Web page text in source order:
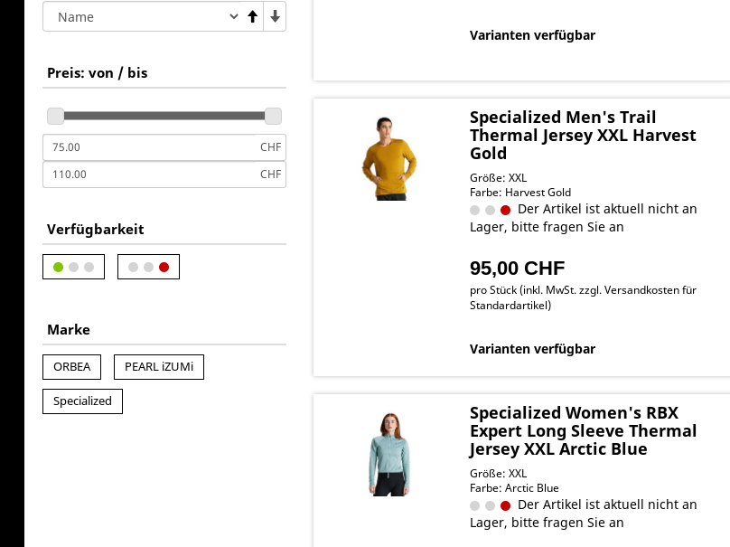
Preis: von / bis
CHF
CHF
Verfügbarkeit
Marke
ORBEA PEARL iZUMi
Specialized
Varianten verfügbar
Specialized Men's Trail
Thermal Jersey XXL Harvest
Gold
Größe: XXL
Farbe: Harvest Gold
Der Artikel ist aktuell nicht an
Lager, bitte fragen Sie an
95,00 CHF
pro Stück (inkl. MwSt. zzgl.Versandkosten für
Standardartikel)
Varianten verfügbar
Specialized Women's RBX
Expert Long Sleeve Thermal
Jersey XXL Arctic Blue
Größe: XXL
Farbe: Arctic Blue
Der Artikel ist aktuell nicht an
Lager, bitte fragen Sie an